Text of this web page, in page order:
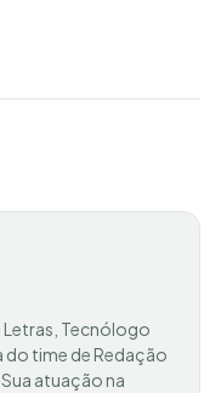
Letras, Tecnólogo
do time de Redação
atuação na